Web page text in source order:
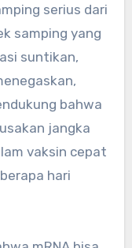
serius dari
samping yang
suntikan,
bahwa
jangka
vaksin cepat
hari